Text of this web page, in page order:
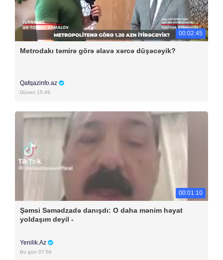
00:02:45
Metrodakı təmirə görə əlavə xərcə düşəcəyik?
Qafqazinfo.az
Dünən 15:49
00:01:10
Şəmsi Səmədzadə danışdı: O daha mənim həyat
yoldaşım deyil -
Yenilik.Az
Bu gün 07:56